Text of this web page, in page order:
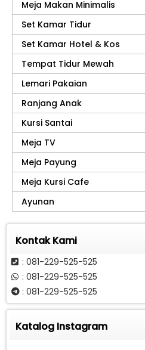
Meja Makan Minimalis
Set Kamar Tidur
Set Kamar Hotel & Kos
Tempat Tidur Mewah
Lemari Pakaian
Ranjang Anak
Kursi Santai
Meja TV
Meja Payung
Meja Kursi Cafe
Ayunan
Kontak Kami
: 081-229-525-525
: 081-229-525-525
: 081-229-525-525
Katalog Instagram